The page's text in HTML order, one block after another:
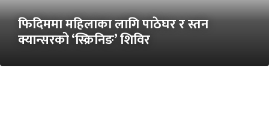
फिदिममा महिलाका लागि पाठेघर र स्तन
क्यान्सरको ‘स्क्रिनिङ’ शिविर